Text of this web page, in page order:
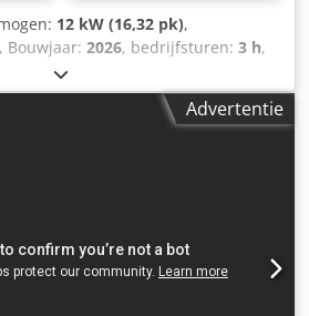
12 kW (16,32 pk),
, Bouwjaar: 2026, bedrijfsturen: 3 h,
bouw Aandrijving:
1.900 kg Werkbreedte: 100 cm
staat: zeer goed Credpfx Ajzp
Advertentie